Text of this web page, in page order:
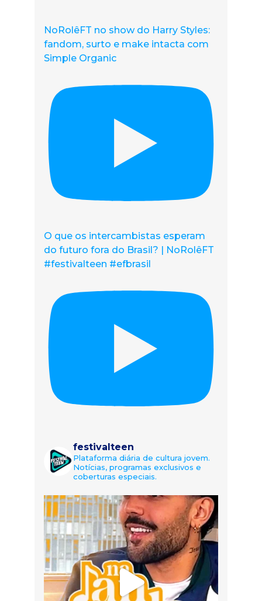
NoRolêFT no show do Harry Styles:
fandom, surto e make intacta com
Simple Organic
O que os intercambistas esperam
do futuro fora do Brasil? | NoRolêFT
#festivalteen #efbrasil
festivalteen
Plataforma diária de cultura jovem.
Notícias, programas exclusivos e
coberturas especiais.